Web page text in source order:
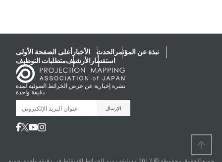
أعلى الصفحة الأولى الأخبار الحدث نبذة عن المؤتمر
متطلبات التوظيفالأرشيف استفسار
نشرة إخبارية عن عرض الخرائط الضوئية لمدة
دقيقة واحدة
جميع الحقوق محفوظة © 2012 مسابقة رسم الخرائط الإسقاط في دقيقة واحدة. جميع